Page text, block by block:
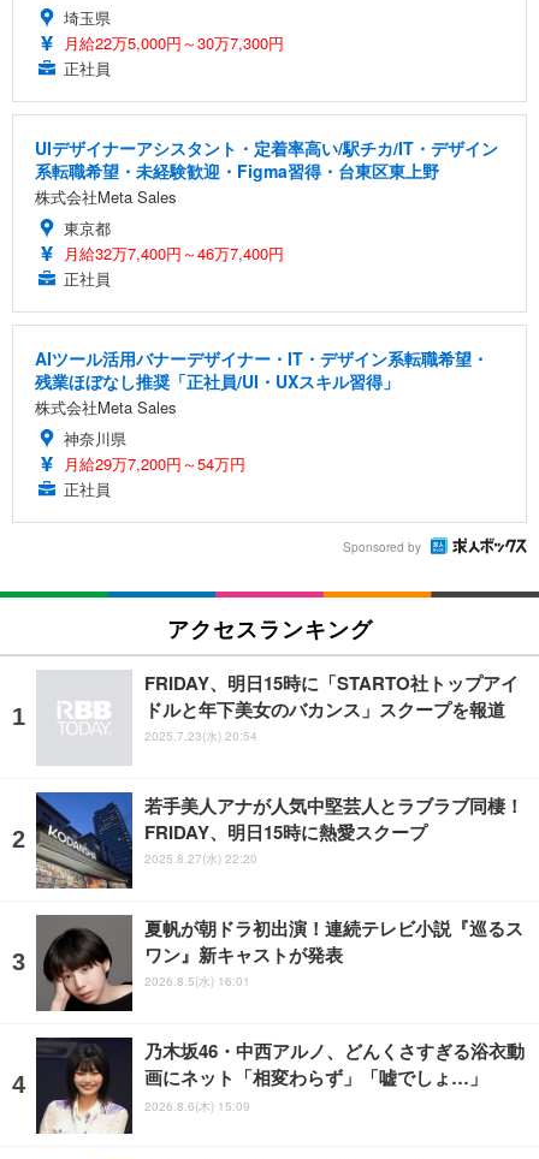
埼玉県
月給22万5,000円～30万7,300円
正社員
UIデザイナーアシスタント・定着率高い/駅チカ/IT・デザイン
系転職希望・未経験歓迎・Figma習得・台東区東上野
株式会社Meta Sales
東京都
月給32万7,400円～46万7,400円
正社員
AIツール活用バナーデザイナー・IT・デザイン系転職希望・
残業ほぼなし推奨「正社員/UI・UXスキル習得」
株式会社Meta Sales
神奈川県
月給29万7,200円～54万円
正社員
Sponsored by
アクセスランキング
FRIDAY、明日15時に「STARTO社トップアイ
ドルと年下美女のバカンス」スクープを報道
2025.7.23(水) 20:54
若手美人アナが人気中堅芸人とラブラブ同棲！
FRIDAY、明日15時に熱愛スクープ
2025.8.27(水) 22:20
夏帆が朝ドラ初出演！連続テレビ小説『巡るス
ワン』新キャストが発表
2026.8.5(水) 16:01
乃木坂46・中西アルノ、どんくさすぎる浴衣動
画にネット「相変わらず」「嘘でしょ…」
2026.8.6(木) 15:09